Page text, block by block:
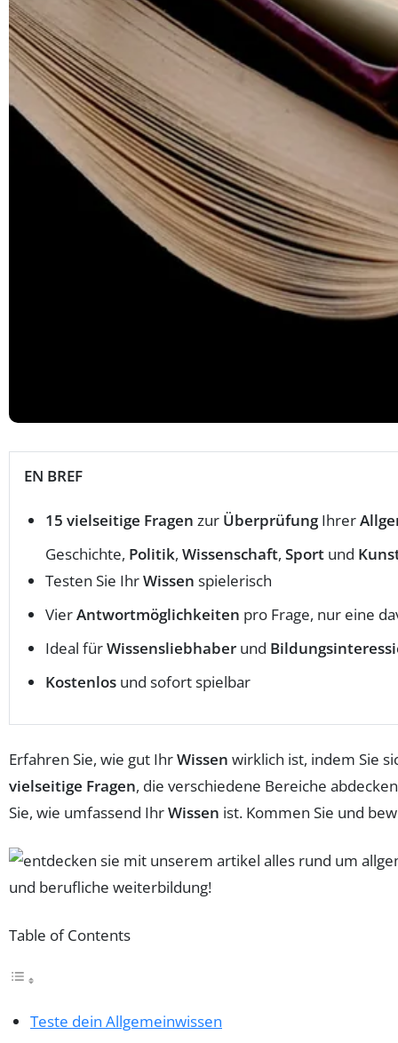
EN BREF
15 vielseitige Fragen zur ÜberprüfungIhrer
Geschichte, Politik, Wissenschaft, Sport und
Testen Sie IhrWissen spielerisch
VierAntwortmöglichkeiten pro Frage, nur eine
Ideal fürWissensliebhaber und
Kostenlos und sofort spielbar
Erfahren Sie, wie gut IhrWissen wirklich ist, indem Sie
vielseitige Fragen, die verschiedene Bereiche
Sie, wie umfassend IhrWissen ist. Kommen Sie und
Table of Contents
Teste dein Allgemeinwissen